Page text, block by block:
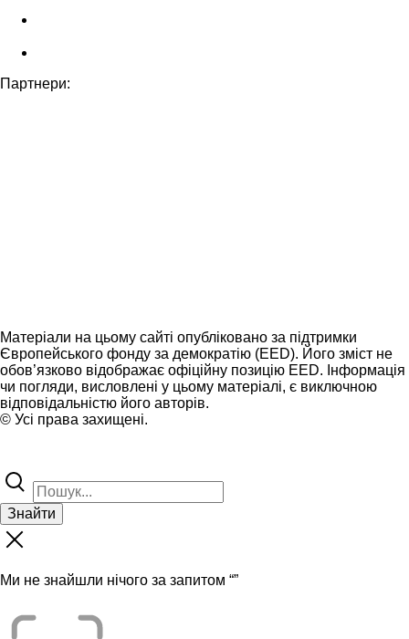
Партнери:
Матеріали на цьому сайті опубліковано за підтримки
Європейського фонду за демократію (EED). Його зміст не
обов’язково відображає офіційну позицію EED. Інформація
чи погляди, висловлені у цьому матеріалі, є виключною
відповідальністю його авторів.
© Усі права захищені.
Знайти
Ми не знайшли нічого за запитом “”